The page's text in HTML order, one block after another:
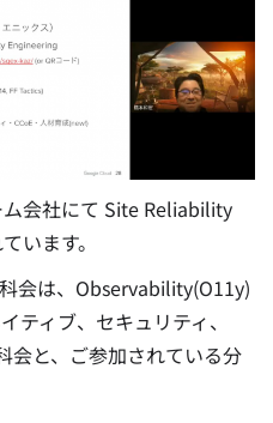
会社にて Site Reliability
います。
会は、Observability(O11y)
ティブ、セキュリティ、
会と、ご参加されている分